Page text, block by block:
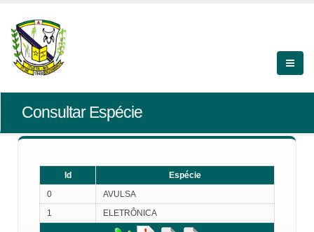
Consultar Espécie
Id
Espécie
0
AVULSA
1
ELETRÔNICA